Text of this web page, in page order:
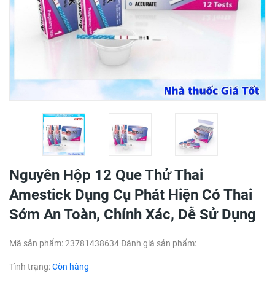
Nguyên Hộp 12 Que Thử Thai
Amestick Dụng Cụ Phát Hiện Có Thai
Sớm An Toàn, Chính Xác, Dễ Sử Dụng
Mã sản phẩm:23781438634Đánh giá sản phẩm:
Tình trạng:Còn hàng